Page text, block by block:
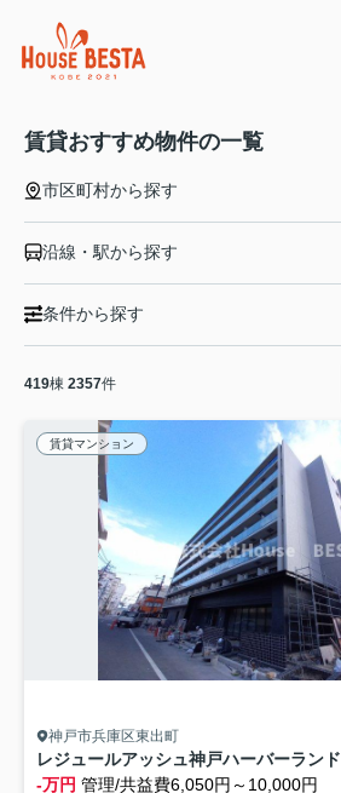
賃貸おすすめ物件の一覧
市区町村から探す
沿線・駅から探す
条件から探す
419棟 2357件
賃貸マンション
神戸市兵庫区東出町
レジュールアッシュ神戸ハーバーランド
-万円 管理/共益費6,050円～10,000円